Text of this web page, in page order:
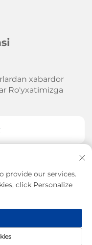
xabardor
Ro'yxatimizga
MChJ. huquqi
provide our services.
click Personalize